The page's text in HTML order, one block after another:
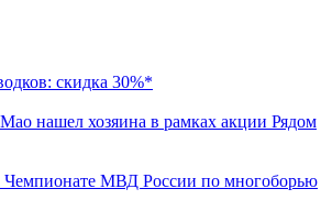
скидка 30%*
нашел хозяина в рамках акции Рядом
МВД России по многоборью